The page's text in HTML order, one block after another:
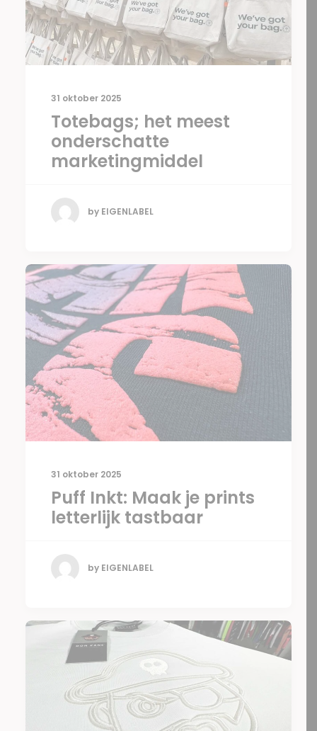
31 oktober 2025
Totebags; het meest
onderschatte
marketingmiddel
by EIGENLABEL
31 oktober 2025
Puff Inkt: Maak je prints
letterlijk tastbaar
by EIGENLABEL